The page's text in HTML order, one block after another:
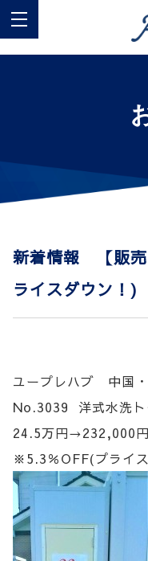
新着情報 【販売
ライスダウン！)
ユープレハブ 中国
No.3039 洋式水洗
24.5万円→232,000円
※5.3％OFF(プライ